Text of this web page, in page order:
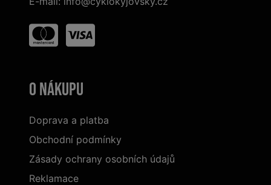
O nákupu
Doprava a platba
Obchodní podmínky
Zásady ochrany osobních údajů
Reklamace